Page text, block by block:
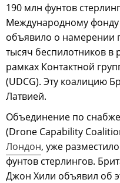
190 млн фунтов
Международному
объявило о намерении
тысяч беспилотников в
рамках Контактной
(UDCG). Эту коалицию
Латвией.
Объединение по
(Drone Capability
Лондон, уже
фунтов стерлингов.
Джон Хили объявил об